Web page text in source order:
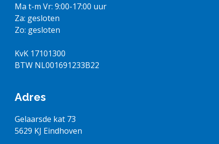
Ma t-m Vr: 9:00-17:00 uur
Za: gesloten
Zo: gesloten
KvK 17101300
BTW NL001691233B22
Adres
Gelaarsde kat 73
5629 KJ Eindhoven